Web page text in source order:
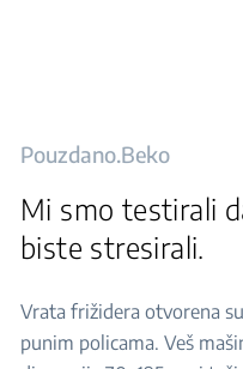
Pouzdano.Beko
Mi smo testirali
biste stresirali.
Vrata frižidera otvorena
punim policama. Veš